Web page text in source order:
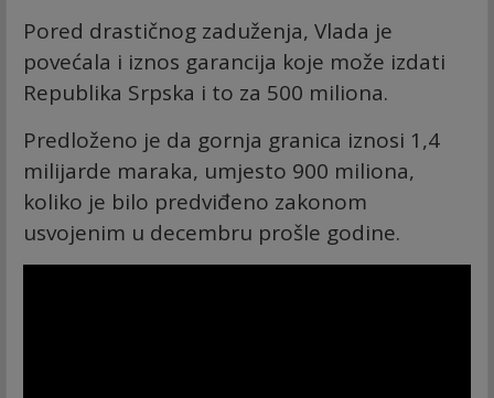
Pored drastičnog zaduženja, Vlada je
povećala i iznos garancija koje može izdati
Republika Srpska i to za 500 miliona.
Predloženo je da gornja granica iznosi 1,4
milijarde maraka, umjesto 900 miliona,
koliko je bilo predviđeno zakonom
usvojenim u decembru prošle godine.